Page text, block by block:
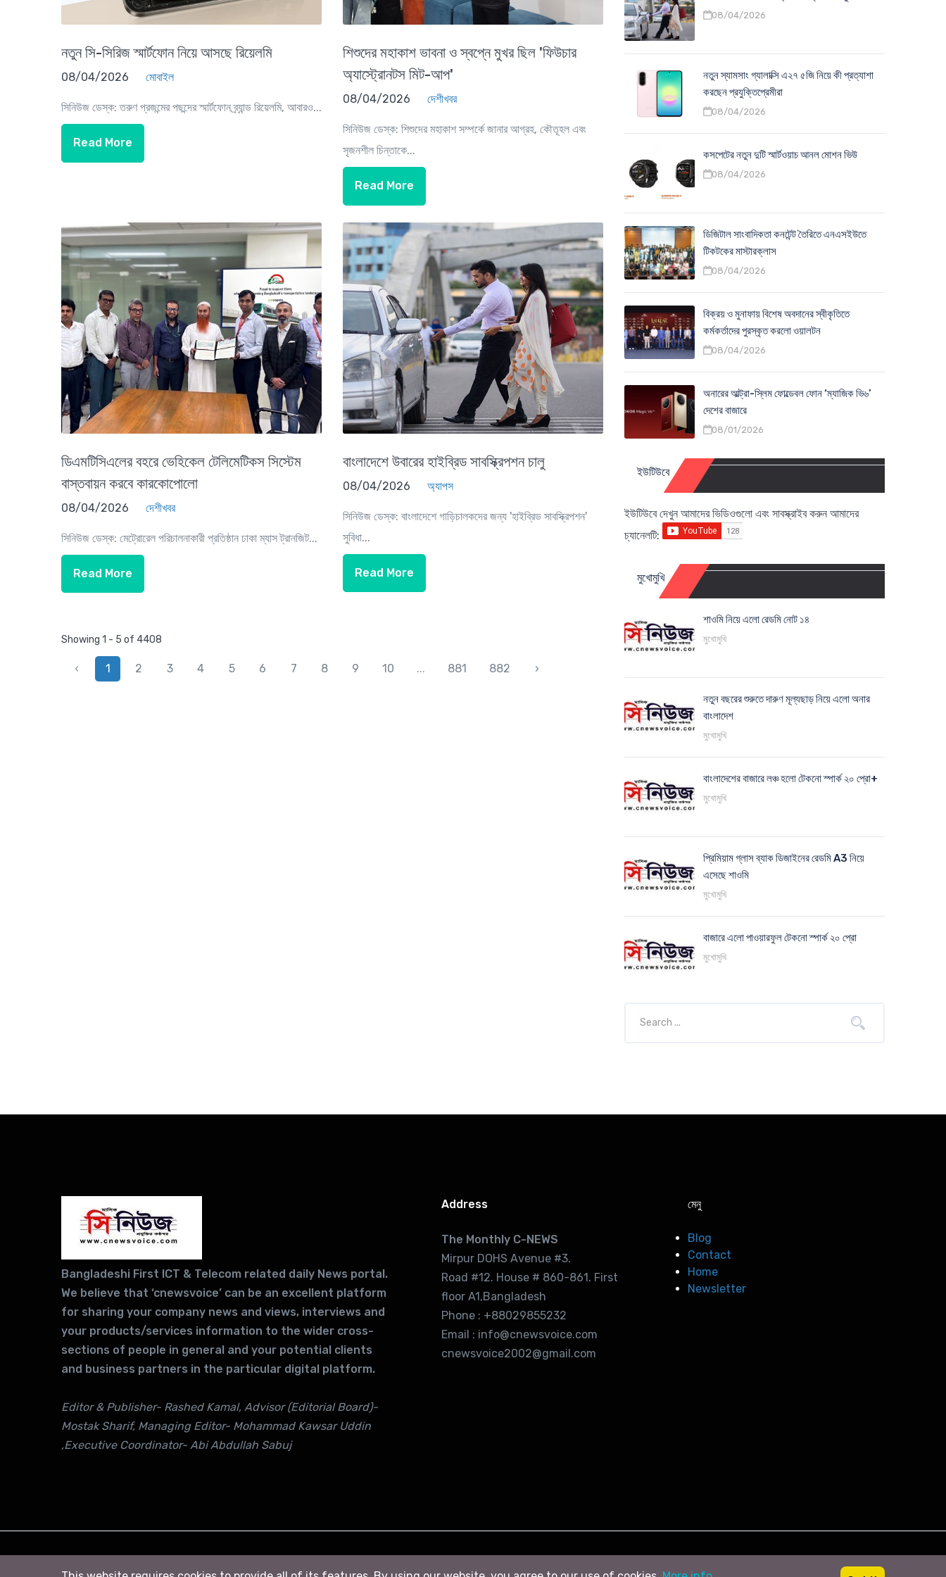
নতুন সি-সিরিজ স্মার্টফোন নিয়ে আসছে রিয়েলমি
08/04/2026 মোবাইল
সিনিউজ ডেস্ক: তরুণ প্রজন্মের পছন্দের স্মার্টফোন ব্র্যান্ড রিয়েলমি, আবারও...
Read More
শিশুদের মহাকাশ ভাবনা ও স্বপ্নে মুখর ছিল 'ফিউচার
অ্যাস্ট্রোনটস মিট-আপ'
08/04/2026 দেশীখবর
সিনিউজ ডেস্ক: শিশুদের মহাকাশ সম্পর্কে জানার আগ্রহ, কৌতূহল এবং
সৃজনশীল চিন্তাকে...
Read More
ডিএমটিসিএলের বহরে ভেহিকেল টেলিমেটিকস সিস্টেম
বাস্তবায়ন করবে কারকোপোলো
08/04/2026 দেশীখবর
সিনিউজ ডেস্ক: মেট্রোরেল পরিচালনাকারী প্রতিষ্ঠান ঢাকা ম্যাস ট্রানজিট...
Read More
বাংলাদেশে উবারের হাইব্রিড সাবস্ক্রিপশন চালু
08/04/2026 অ্যাপস
সিনিউজ ডেস্ক: বাংলাদেশে গাড়িচালকদের জন্য 'হাইব্রিড সাবস্ক্রিপশন'
সুবিধা...
Read More
Showing 1 - 5 of 4408
‹ 1 2 3 4 5 6 7 8 9 10 ... 881 882 ›
08/04/2026
নতুন স্যামসাং গ্যালাক্সি এ২৭ ৫জি নিয়ে কী প্রত্যাশা
করছেন প্রযুক্তিপ্রেমীরা
08/04/2026
কসপেটের নতুন দুটি স্মার্টওয়াচ আনল মোশন ভিউ
08/04/2026
ডিজিটাল সাংবাদিকতা কনটেন্ট তৈরিতে এনএসইউতে
টিকটকের মাস্টারক্লাস
08/04/2026
বিক্রয় ও মুনাফায় বিশেষ অবদানের স্বীকৃতিতে
কর্মকর্তাদের পুরস্কৃত করলো ওয়ালটন
08/04/2026
অনারের আল্ট্রা-স্লিম ফোল্ডেবল ফোন ‘ম্যাজিক ভি৬’
দেশের বাজারে
08/01/2026
ইউটিউবে
ইউটিউবে দেখুন আমাদের ভিডিওগুলো এবং সাবস্ক্রাইব করুন আমাদের
চ্যানেলটি:
মুখোমুখি
শাওমি নিয়ে এলো রেডমি নোট ১৪
মুখোমুখি
নতুন বছরের শুরুতে দারুণ মূল্যছাড় নিয়ে এলো অনার
বাংলাদেশ
মুখোমুখি
বাংলাদেশের বাজারে লঞ্চ হলো টেকনো স্পার্ক ২০ প্রো+
মুখোমুখি
প্রিমিয়াম গ্লাস ব্যাক ডিজাইনের রেডমি A3 নিয়ে
এসেছে শাওমি
মুখোমুখি
বাজারে এলো পাওয়ারফুল টেকনো স্পার্ক ২০ প্রো
মুখোমুখি
Bangladeshi First ICT & Telecom related daily News portal.
We believe that ‘cnewsvoice’ can be an excellent platform
for sharing your company news and views, interviews and
your products/services information to the wider cross-
sections of people in general and your potential clients
and business partners in the particular digital platform.
Editor & Publisher- Rashed Kamal, Advisor (Editorial Board)-
Mostak Sharif, Managing Editor- Mohammad Kawsar Uddin
,Executive Coordinator- Abi Abdullah Sabuj
Address
The Monthly C-NEWS
Mirpur DOHS Avenue #3.
Road #12. House # 860-861. First
floor A1,Bangladesh
Phone : +88029855232
Email : info@cnewsvoice.com
cnewsvoice2002@gmail.com
মেনু
Blog
Contact
Home
Newsletter